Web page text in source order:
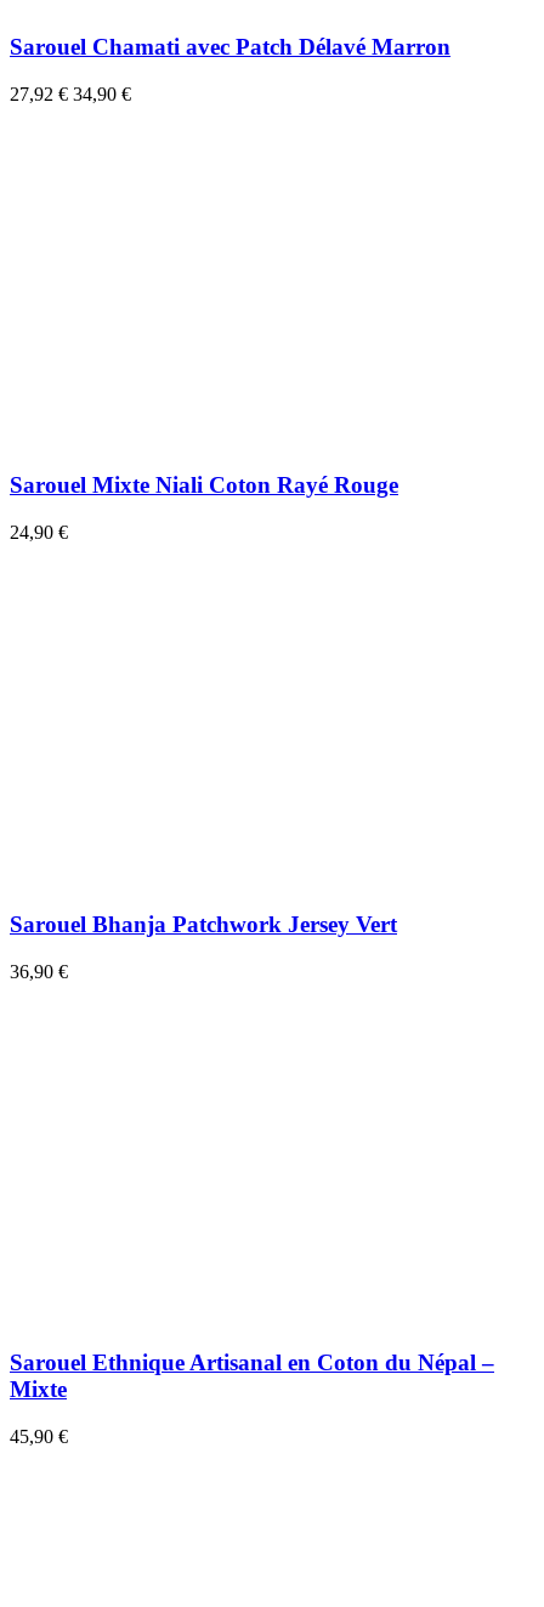
Sarouel Chamati avec Patch Délavé Marron
27,92 € 34,90 €
Sarouel Mixte Niali Coton Rayé Rouge
24,90 €
Sarouel Bhanja Patchwork Jersey Vert
36,90 €
Sarouel Ethnique Artisanal en Coton du Népal –
Mixte
45,90 €